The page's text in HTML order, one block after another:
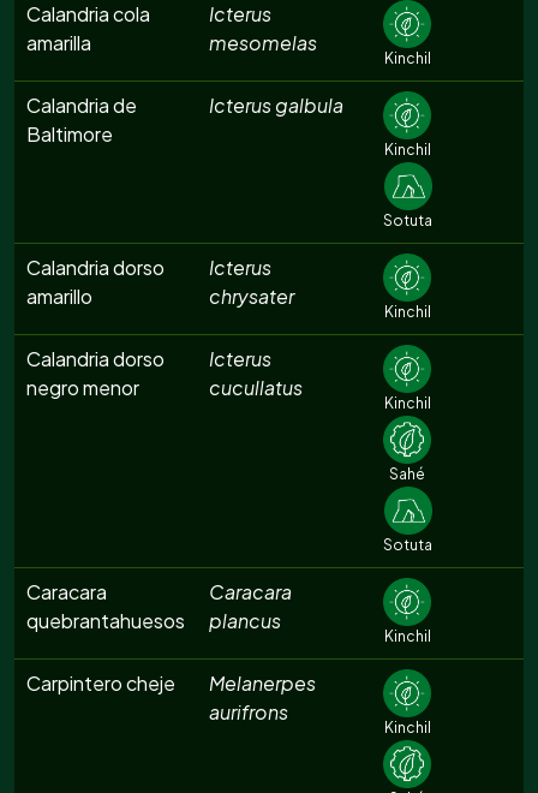
Calandria cola
amarilla
Icterus
mesomelas
Kinchil
Calandria de
Baltimore
Icterus galbula
Kinchil
Sotuta
Calandria dorso
amarillo
Icterus
chrysater
Kinchil
Calandria dorso
negro menor
Icterus
cucullatus
Kinchil
Sahé
Sotuta
Caracara
quebrantahuesos
Caracara
plancus
Kinchil
Carpintero cheje
Melanerpes
aurifrons
Kinchil